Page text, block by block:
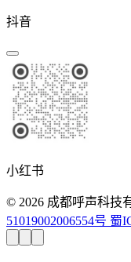
抖音
小红书
© 2026 成都呼声科技
51019002006554号 蜀